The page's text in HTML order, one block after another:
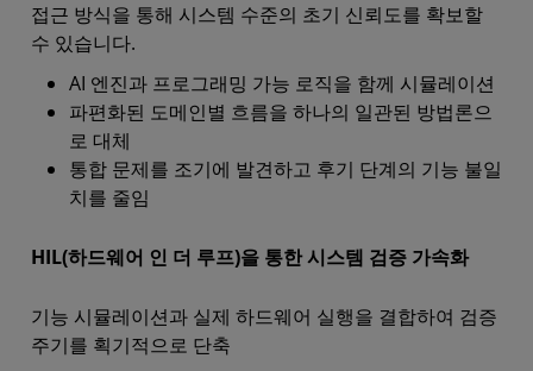
접근 방식을 통해 시스템 수준의 초기 신뢰도를 확보할
수 있습니다.
AI 엔진과 프로그래밍 가능 로직을 함께 시뮬레이션
파편화된 도메인별 흐름을 하나의 일관된 방법론으
로 대체
통합 문제를 조기에 발견하고 후기 단계의 기능 불일
치를 줄임
HIL(하드웨어 인 더 루프)을 통한 시스템 검증 가속화
기능 시뮬레이션과 실제 하드웨어 실행을 결합하여 검증
주기를 획기적으로 단축